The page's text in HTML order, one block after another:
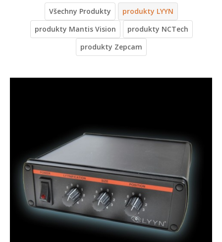
Kontakty
Jazyková verze
Všechny Produkty
produkty LYYN
produkty Mantis Vision
produkty NCTech
produkty Zepcam